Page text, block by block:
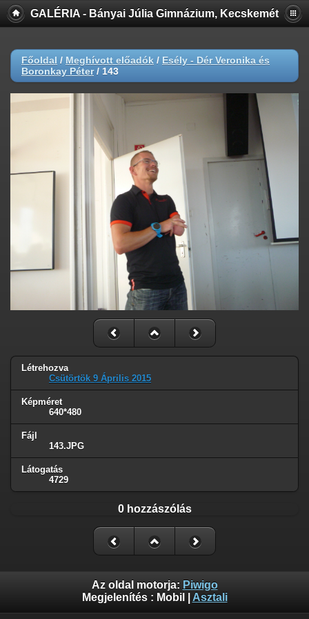
GALÉRIA - Bányai Júlia Gimnázium, Kecskemét
Főoldal / Meghívott előadók / Esély - Dér Veronika és
Boronkay Péter/ 143
Létrehozva
Csütörtök 9 Április 2015
Képméret
640*480
Fájl
143.JPG
Látogatás
4729
0 hozzászólás
Az oldal motorja: Piwigo
Megjelenítés : Mobil Asztali